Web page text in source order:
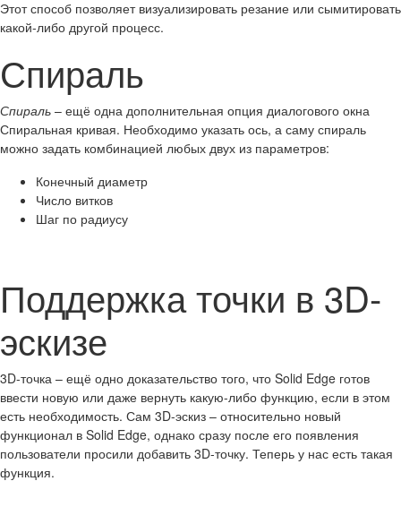
Этот способ позволяет визуализировать резание или сымитировать
какой-либо другой процесс.
Спираль
Спираль – ещё одна дополнительная опция диалогового окна
Спиральная кривая. Необходимо указать ось, а саму спираль
можно задать комбинацией любых двух из параметров:
Конечный диаметр
Число витков
Шаг по радиусу
Поддержка точки в 3D-
эскизе
3D-точка – ещё одно доказательство того, что Solid Edge готов
ввести новую или даже вернуть какую-либо функцию, если в этом
есть необходимость. Сам 3D-эскиз – относительно новый
функционал в Solid Edge, однако сразу после его появления
пользователи просили добавить 3D-точку. Теперь у нас есть такая
функция.